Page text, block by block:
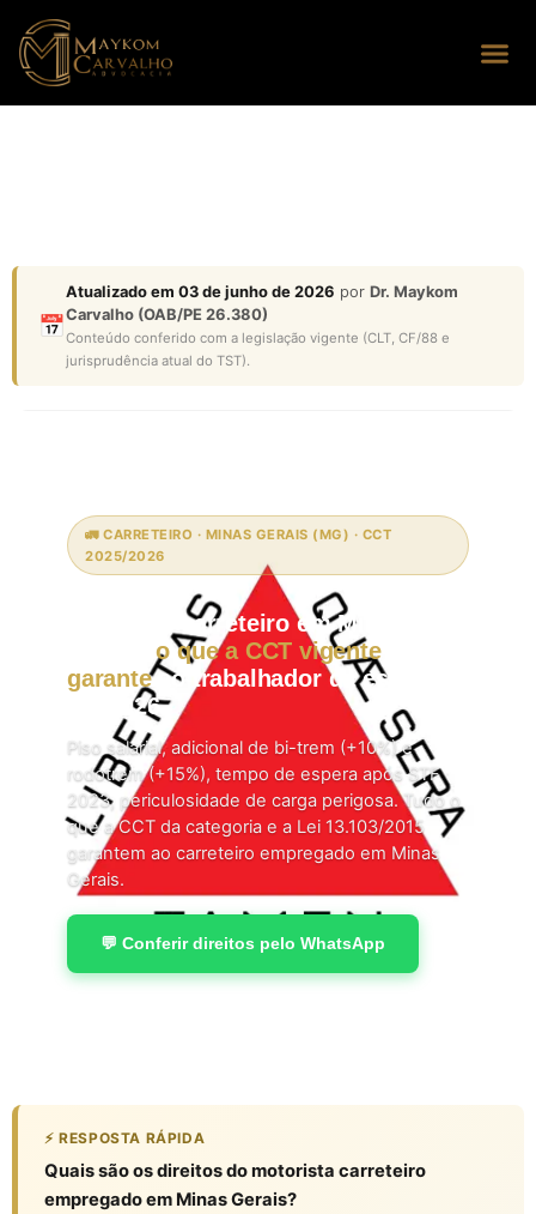
📅
Atualizado em 03 de junho de 2026 por Dr. Maykom
Carvalho (OAB/PE 26.380)
Conteúdo conferido com a legislação vigente (CLT, CF/88 e
jurisprudência atual do TST).
🚛 CARRETEIRO · MINAS GERAIS (MG) · CCT
2025/2026
Motorista carreteiro em Minas
Gerais:o que a CCT vigente
garanteao trabalhador da estrada
em 2026.
Piso salarial, adicional de bi-trem (+10%) e
rodotrem (+15%), tempo de espera após STF
2023, periculosidade de carga perigosa. Tudo o
que a CCT da categoria e a Lei 13.103/2015
garantem ao carreteiro empregado em Minas
Gerais.
💬 Conferir direitos pelo WhatsApp
⚡ RESPOSTA RÁPIDA
Quais são os direitos do motorista carreteiro
empregado em Minas Gerais?